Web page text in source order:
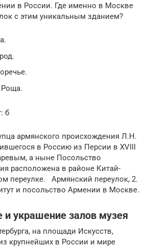
в России. Где именно в Москве
с этим уникальным зданием?
Роща.
б
армянского происхождения Л.Н.
в Россию из Персии в XVIII
а ныне Посольство
расположена в районе Китай-
переулке. Армянский переулок, 2.
и посольство Армении в Москве.
и украшение залов музея
на площади Искусств,
крупнейших в России и мире